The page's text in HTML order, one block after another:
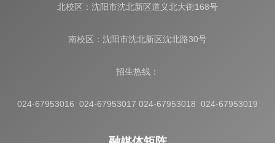
北校区：沈阳市沈北新区道义北大街168号
南校区：沈阳市沈北新区沈北路30号
招生热线：
024-67953016 024-67953017 024-67953018 024-67953019